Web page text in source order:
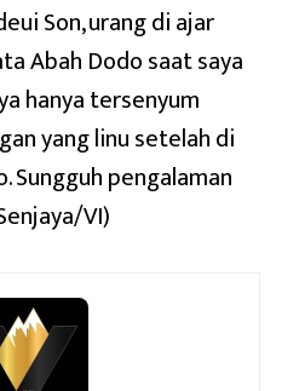
Son, urang di ajar
Abah Dodo saat saya
hanya tersenyum
yang linu setelah di
Sungguh pengalaman
VI)